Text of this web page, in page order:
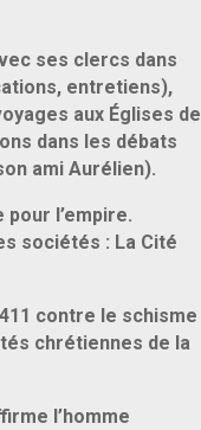
ses clercs dans
entretiens),
aux Églises de
dans les débats
ami Aurélien).
pour l’empire.
sociétés : La Cité
contre le schisme
chrétiennes de la
l’homme